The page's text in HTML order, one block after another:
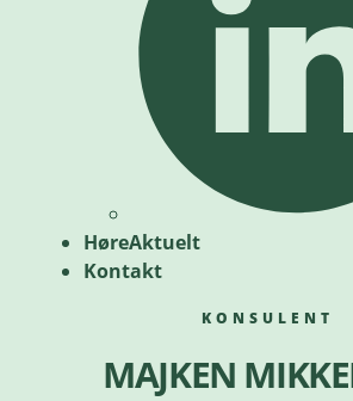
HøreAktuelt
Kontakt
KONSULENT
MAJKEN